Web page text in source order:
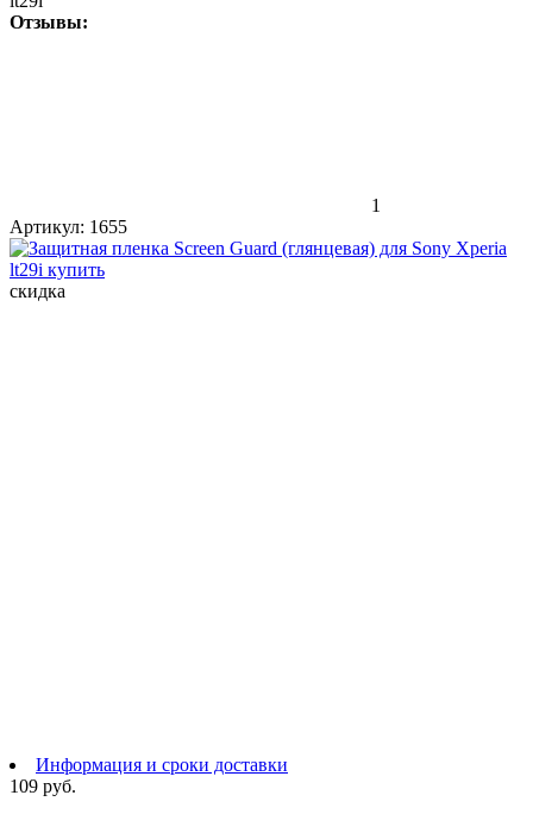
Отзывы:
1
Артикул: 1655
скидка
Информация и сроки доставки
109 руб.